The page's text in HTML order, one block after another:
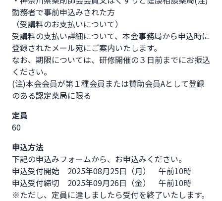
勤務者で事前申込みされた方
（受講料のお支払いについて）
受講料の支払い詳細について、本会事務局から申込時に
登録されたメール宛にご案内いたします。
なお、期限については、研修開催の３日前までにお振込
ください。
(注)本会会員が第１種会員または賛助会員Aとして登録
のある認定薬局に限る
定員
60
申込方法
下記の申込みフォームから、お申込みください。
申込受付開始　2025年08月25日（月）　午前10時
申込受付締切　2025年09月26日（金）　午前10時
※ただし、定員に達しましたら受付を終了いたします。